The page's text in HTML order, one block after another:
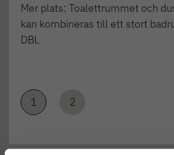
Mer plats: Toalettrummet och
kan kombineras till ett stort
DBL
1 2